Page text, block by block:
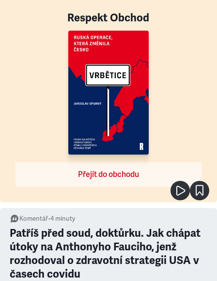
Respekt Obchod
Přejít do obchodu
Komentář•4 minuty
Patříš před soud, doktůrku. Jak chápat
útoky na Anthonyho Fauciho, jenž
rozhodoval o zdravotní strategii USA v
časech covidu